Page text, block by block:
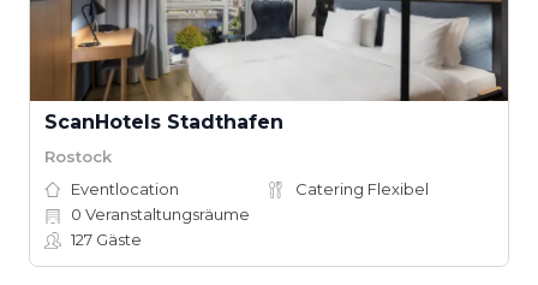
ScanHotels Stadthafen
Rostock
Eventlocation
Catering Flexibel
0 Veranstaltungsräume
127 Gäste